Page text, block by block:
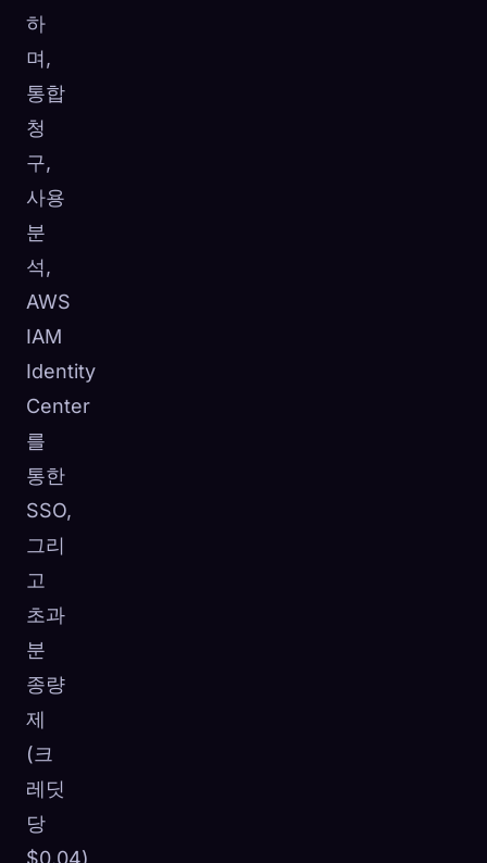
하
며,
통합
청
구,
사용
분
석,
AWS
IAM
Identity
Center
를
통한
SSO,
그리
고
초과
분
종량
제
(크
레딧
당
$0.04)